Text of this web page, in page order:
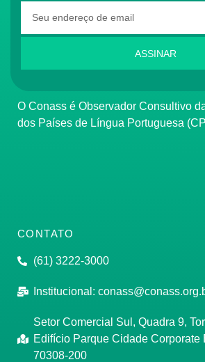
ASSINAR
O Conass é Observador Consultivo
dos Países de Língua Portuguesa
CONTATO
(61) 3222-3000
Institucional:
Setor Comercial Sul, Quadra 9,
Edifício Parque Cidade Corporate
70308-200